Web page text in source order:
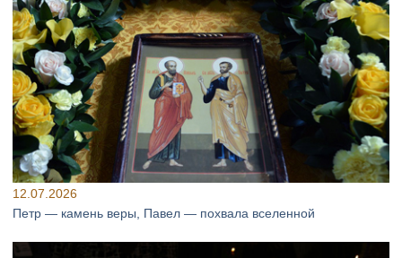
12.07.2026
Петр — камень веры, Павел — похвала вселенной